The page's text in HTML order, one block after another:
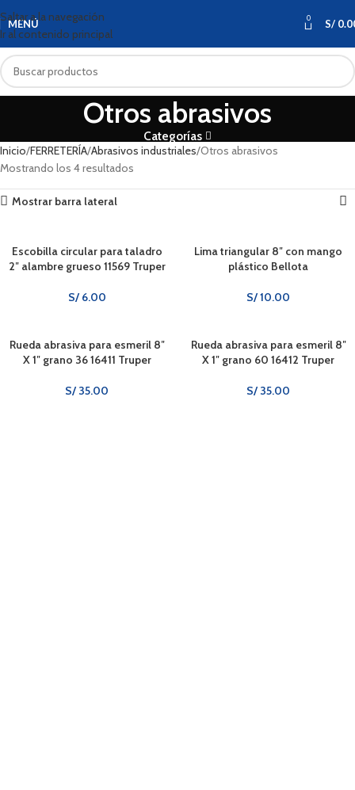
Saltar a la navegación
Ir al contenido principal
MENÚ 0 S/
Otros abrasivos
Categorías
Inicio FERRETERÍA Abrasivos industriales Otros abrasivos
Mostrando los 4 resultados
Mostrar barra lateral
Escobilla circular para taladro
2″ alambre grueso 11569 Truper
S/6.00
Lima triangular 8″ con mango
plástico Bellota
S/10.00
Rueda abrasiva para esmeril 8″
X 1″ grano 36 16411 Truper
S/ 35.00
Rueda abrasiva para esmeril 8″
X 1″ grano 60 16412 Truper
S/ 35.00